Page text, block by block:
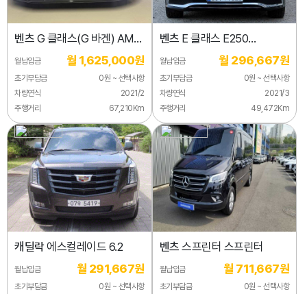
벤츠 G 클래스(G 바겐) AMG
G63
월납입금 월 1,625,000원
초기부담금
0원 ~ 선택사항
차량연식
2021/2
주행거리
67,210Km
벤츠 E 클래스 E250
익스클루시브
월납입금 월 296,667원
초기부담금
0원 ~ 선택사항
차량연식
2021/3
주행거리
49,472Km
캐딜락에스컬레이드 6.2
월납입금 월 291,667원
초기부담금
0원 ~ 선택사항
벤츠 스프린터 스프린터
월납입금 월 711,667원
초기부담금
0원 ~ 선택사항